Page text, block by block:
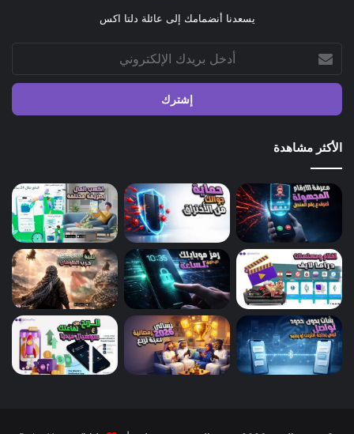
يسعدنا أنضمامك إلى عائلة دلتا اكس
بريدك
الإلكتروني
الأكثر مشاهدة